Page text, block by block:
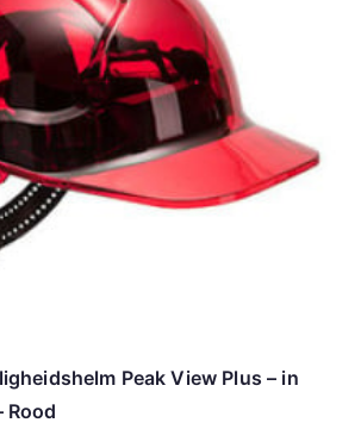
Peak View Plus – in
Rood